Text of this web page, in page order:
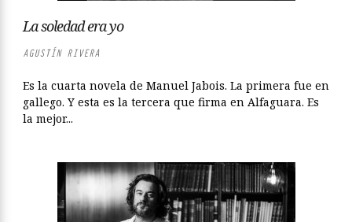
La soledad era yo
AGUSTÍN RIVERA
Es la cuarta novela de Manuel Jabois. La primera fue en
gallego. Y esta es la tercera que firma en Alfaguara. Es
la mejor...